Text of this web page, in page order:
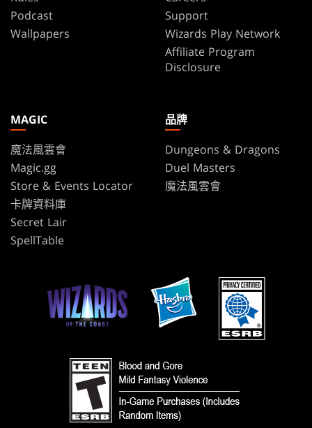
Podcast
Wallpapers
Support
Wizards Play Network
Affiliate Program
Disclosure
MAGIC
魔法風雲會
Magic.gg
Store & Events Locator
卡牌資料庫
Secret Lair
SpellTable
品牌
Dungeons & Dragons
Duel Masters
魔法風雲會